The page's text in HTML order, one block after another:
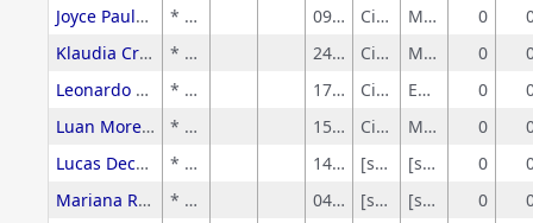
Joyce Paula da Silva
* Sem rótulo 09/04/2017 Ciências Exatas e da Terra Matemática 0
Klaudia Craveiro da Cunha Moretta
* Sem rótulo 24/09/2025 Ciências Exatas e da Terra Matemática 0
Leonardo Cascio de Souza
* Sem rótulo 17/06/2025 Ciências Humanas Educação 0
Luan Moreira Batista Oliveira
* Sem rótulo 15/05/2024 Ciências Exatas e da Terra Matemática 0
Lucas Decaro dos Santos da Silva
* Sem rótulo 14/08/2020 [sem-grandeArea] [sem-area] 0
Mariana Ribeiro Busatta
* Sem rótulo 04/03/2024 [sem-grandeArea] [sem-area] 0